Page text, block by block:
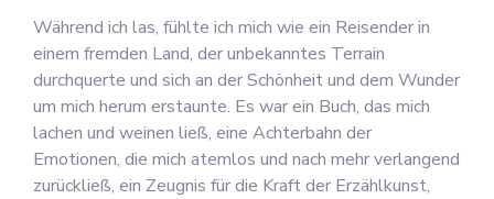
Während ich las, fühlte ich mich wie ein Reisender in
einem fremden Land, der unbekanntes Terrain
durchquerte und sich an der Schönheit und dem Wunder
um mich herum erstaunte. Es war ein Buch, das mich
lachen und weinen ließ, eine Achterbahn der
Emotionen, die mich atemlos und nach mehr verlangend
zurückließ, ein Zeugnis für die Kraft der Erzählkunst,